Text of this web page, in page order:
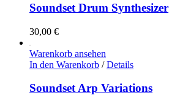
Soundset Drum Synthesizer
30,00 €
Warenkorb ansehen
In den Warenkorb / Details
Soundset Arp Variations